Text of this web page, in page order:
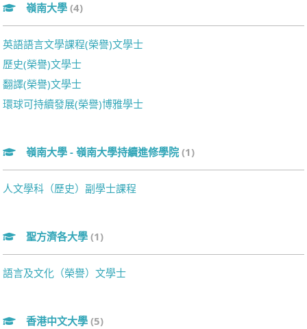
嶺南大學 (4)
英語語言文學課程(榮譽)文學士
歷史(榮譽)文學士
翻譯(榮譽)文學士
環球可持續發展(榮譽)博雅學士
嶺南大學 - 嶺南大學持續進修學院 (1)
人文學科（歷史）副學士課程
聖方濟各大學 (1)
語言及文化（榮譽）文學士
香港中文大學 (5)